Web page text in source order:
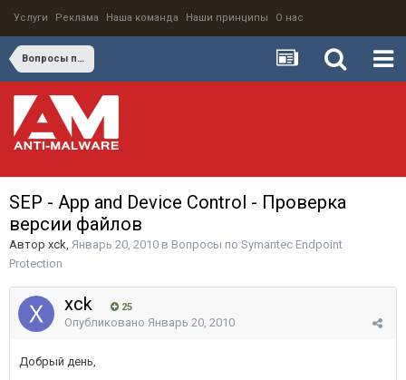
Услуги Реклама Наша команда Наши принципы О нас
Вопросы по Symantec Endpoint Protection
SEP - App and Device Control - Проверка
версии файлов
Автор xck, Январь 20, 2010 в Вопросы по Symantec Endpoint
Protection
xck 25
Опубликовано Январь 20, 2010
Добрый день,